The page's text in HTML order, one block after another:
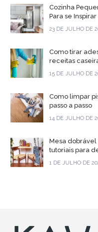
Cozinha
Para se Inspirar
23 DE JULHO DE
Como tirar
receitas
15 DE JULHO DE
Como limpar
passo a passo
14 DE JULHO DE
Mesa
tutoriais para
1 DE JULHO DE